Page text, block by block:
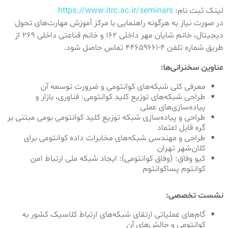
لینک ثبت نام:https://www.itrc.ac.ir/seminars
در صورت نیاز به هرگونه راهنمایی با مرکز آموزش مهارت‌های تحول
دیجیتال، خانم شایان مهر داخلی ۱۶۲ و خانم قناعتی داخلی ۲۶۹ از
طریق شماره تلفن ۴-۴۴۶۵۹۶۶۱ تماس حاصل شود.
عناوین سخنرانی‌ها:
معرفی کلی شبکه‌های کوانتومی و ضرورت توسعه آن
طراحی شبکه‌های توزیع کلید کوانتومی: فناوری، بازار و
پیاده‌سازی‌های عملی
طراحی و پیاده‌سازی شبکه توزیع کلید کوانتومی بومی مبتنی بر
گره قابل اعتماد
طراحی و مهندسی شبکه‌های مخابرات داده کوانتومی برای
کلان‌شهر تهران
کیو وفاق: (وفاق کوانتومی): ایجاد شبکه ملی ارتباط امن
کوانتوم پساکوانتوم
نشست تخصصی:
گام‌های عملیاتی ارتقای شبکه‌های ارتباط کلاسیک کشور به
کوانتومی و چالش‌های آن